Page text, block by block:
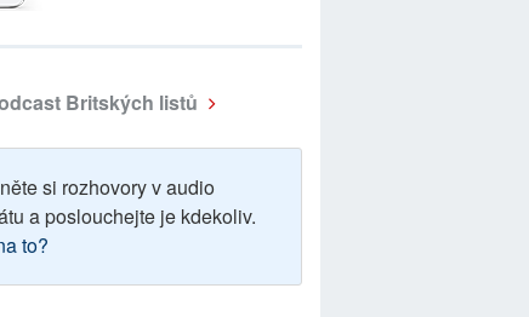
Britských listů
si rozhovory v audio
a poslouchejte je kdekoliv.
to?